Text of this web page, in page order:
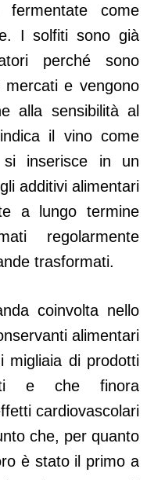
come
I solfiti sono già
perché sono
e vengono
alla sensibilità al
il vino come
inserisce in un
additivi alimentari
a lungo termine
regolarmente
trasformati.
coinvolta nello
alimentari
migliaia di prodotti
e che finora
cardiovascolari
che, per quanto
è stato il primo a